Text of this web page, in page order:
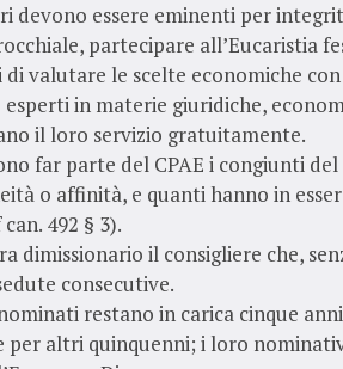
devono essere eminenti per
partecipare all’Eucaristia
di valutare le scelte economiche
in materie giuridiche,
il loro servizio gratuitamente.
far parte del CPAE i congiunti
o affinità, e quanti hanno in
492 § 3).
dimissionario il consigliere che,
consecutive.
restano in carica cinque
altri quinquenni; i loro